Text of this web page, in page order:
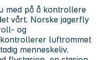
med på å kontrollere
vårt. Norske jagerfly
og
luftrommet
menneskeliv.